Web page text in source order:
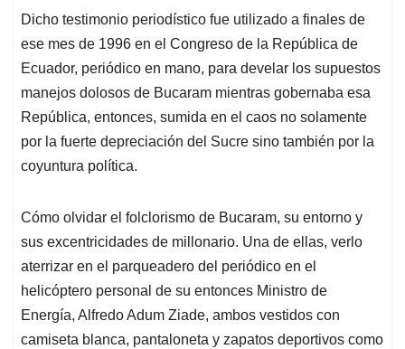
Dicho testimonio periodístico fue utilizado a finales de
ese mes de 1996 en el Congreso de la República de
Ecuador, periódico en mano, para develar los supuestos
manejos dolosos de Bucaram mientras gobernaba esa
República, entonces, sumida en el caos no solamente
por la fuerte depreciación del Sucre sino también por la
coyuntura política.
Cómo olvidar el folclorismo de Bucaram, su entorno y
sus excentricidades de millonario. Una de ellas, verlo
aterrizar en el parqueadero del periódico en el
helicóptero personal de su entonces Ministro de
Energía, Alfredo Adum Ziade, ambos vestidos con
camiseta blanca, pantaloneta y zapatos deportivos como